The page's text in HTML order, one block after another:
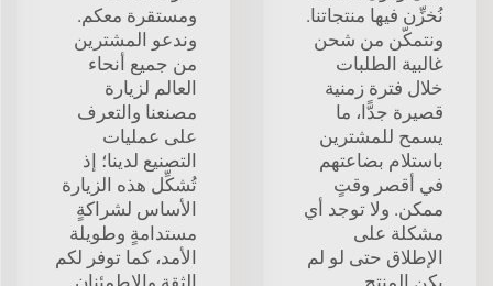
نُخزِّن فيها منتجاتنا.
ونتمكّن من شحن
غالبية الطلبات
خلال فترة زمنية
قصيرة جدًّا، ما
يسمح للمشترين
باستلام بضاعتهم
في أقصر وقتٍ
ممكن. ولا توجد أي
مشكلة على
الإطلاق حتى لو لم
يكن المنتج
ومستقرة معكم.
وندعو المشترين
من جميع أنحاء
العالم لزيارة
مصنعنا والتعرف
على عمليات
التصنيع لدينا؛ إذ
تُشكِّل هذه الزيارة
الأساس لشراكةٍ
مستدامةٍ وطويلة
الأمد، كما توفر لكم
الثقة والاطمئنان.